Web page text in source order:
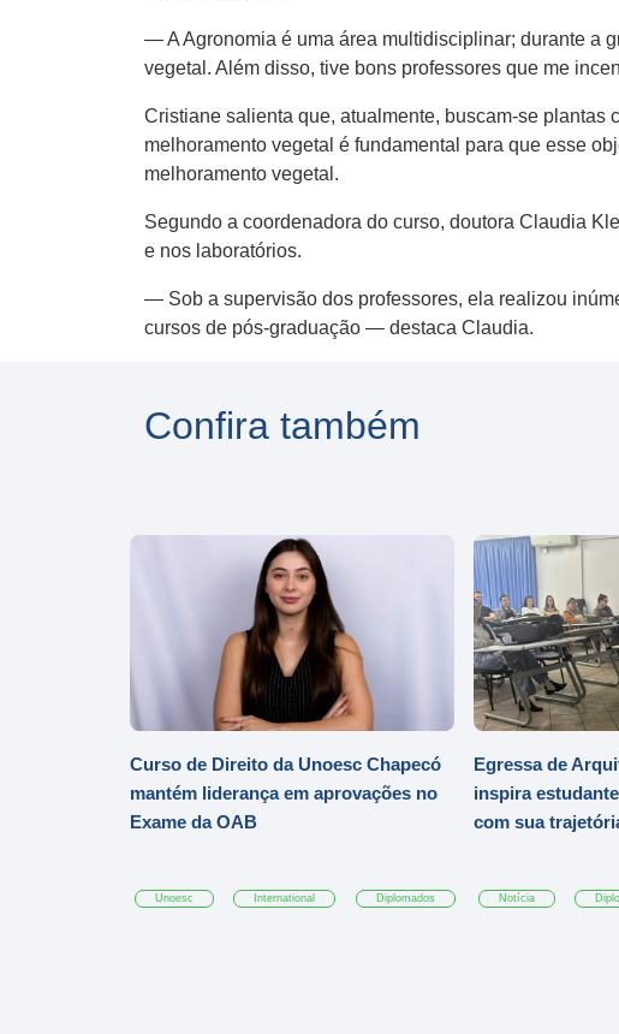
— A Agronomia é uma área multidisciplinar; durante a
vegetal. Além disso, tive bons professores que me
Cristiane salienta que, atualmente, buscam-se
melhoramento vegetal é fundamental para que esse
melhoramento vegetal.
Segundo a coordenadora do curso, doutora Claudia
e nos laboratórios.
— Sob a supervisão dos professores, ela realizou
cursos de pós-graduação — destaca Claudia.
Confira também
Curso de Direito da Unoesc Chapecó
mantém liderança em aprovações no
Exame da OAB
Unoesc International Diplomados
Egressa de
inspira
com sua
Notícia